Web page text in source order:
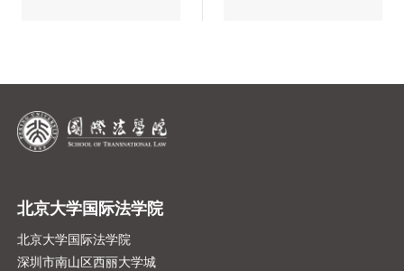
北京大学国际法学院
北京大学国际法学院
深圳市南山区西丽大学城